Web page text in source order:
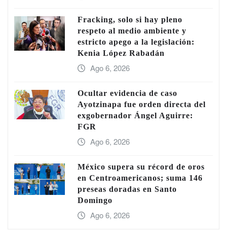
Fracking, solo si hay pleno
respeto al medio ambiente y
estricto apego a la legislación:
Kenia López Rabadán
Ago 6, 2026
Ocultar evidencia de caso
Ayotzinapa fue orden directa del
exgobernador Ángel Aguirre:
FGR
Ago 6, 2026
México supera su récord de oros
en Centroamericanos; suma 146
preseas doradas en Santo
Domingo
Ago 6, 2026